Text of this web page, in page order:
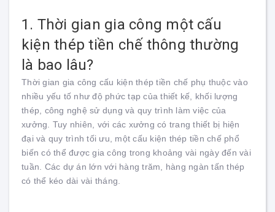
1. Thời gian gia công một cấu
kiện thép tiền chế thông thường
là bao lâu?
Thời gian gia công cấu kiện thép tiền chế phụ thuộc vào
nhiều yếu tố như độ phức tạp của thiết kế, khối lượng
thép, công nghệ sử dụng và quy trình làm việc của
xưởng. Tuy nhiên, với các xưởng có trang thiết bị hiện
đại và quy trình tối ưu, một cấu kiện thép tiền chế phổ
biến có thể được gia công trong khoảng vài ngày đến vài
tuần. Các dự án lớn với hàng trăm, hàng ngàn tấn thép
có thể kéo dài vài tháng.